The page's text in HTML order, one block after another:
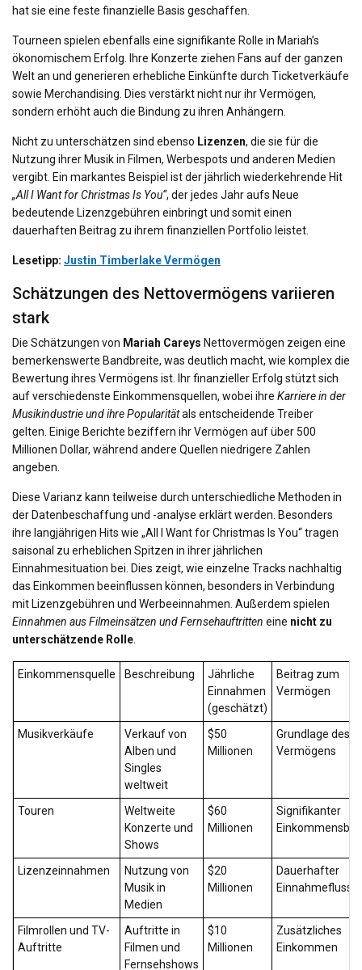
hat sie eine feste finanzielle Basis geschaffen.
Tourneen spielen ebenfalls eine signifikante Rolle in Mariah’s
ökonomischem Erfolg. Ihre Konzerte ziehen Fans auf der ganzen
Welt an und generieren erhebliche Einkünfte durch Ticketverkäufe
sowie Merchandising. Dies verstärkt nicht nur ihr Vermögen,
sondern erhöht auch die Bindung zu ihren Anhängern.
Nicht zu unterschätzen sind ebenso Lizenzen, die sie für die
Nutzung ihrer Musik in Filmen, Werbespots und anderen Medien
vergibt. Ein markantes Beispiel ist der jährlich wiederkehrende Hit
„All I Want for Christmas Is You“, der jedes Jahr aufs Neue
bedeutende Lizenzgebühren einbringt und somit einen
dauerhaften Beitrag zu ihrem finanziellen Portfolio leistet.
Lesetipp: Justin Timberlake Vermögen
Schätzungen des Nettovermögens variieren
stark
Die Schätzungen von Mariah Careys Nettovermögen zeigen eine
bemerkenswerte Bandbreite, was deutlich macht, wie komplex die
Bewertung ihres Vermögens ist. Ihr finanzieller Erfolg stützt sich
auf verschiedenste Einkommensquellen, wobei ihre Karriere in der
Musikindustrie und ihre Popularitätals entscheidende Treiber
gelten. Einige Berichte beziffern ihr Vermögen auf über 500
Millionen Dollar, während andere Quellen niedrigere Zahlen
angeben.
Diese Varianz kann teilweise durch unterschiedliche Methoden in
der Datenbeschaffung und -analyse erklärt werden. Besonders
ihre langjährigen Hits wie „All I Want for Christmas Is You“ tragen
saisonal zu erheblichen Spitzen in ihrer jährlichen
Einnahmesituation bei. Dies zeigt, wie einzelne Tracks nachhaltig
das Einkommen beeinflussen können, besonders in Verbindung
mit Lizenzgebühren und Werbeeinnahmen. Außerdem spielen
Einnahmen aus Filmeinsätzen und Fernsehauftritten eine nicht zu
unterschätzende Rolle
Einkommensquelle Beschreibung
Jährliche
Einnahmen
(geschätzt)
Beitrag zum
Vermögen
Musikverkäufe
Verkauf von
Alben und
Singles
weltweit
$50
Millionen
Grundlage des
Vermögens
Touren
Weltweite
Konzerte und
Shows
$60
Millionen
Signifikanter
Lizenzeinnahmen
Nutzung von
Musik in
Medien
$20
Millionen
Dauerhafter
Einnahmefluss
Filmrollen und TV-
Auftritte
Auftritte in
Filmen und
Fernsehshows
$10
Millionen
Zusätzliches
Einkommen